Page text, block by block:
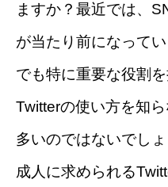
ますか？最近では、
が当たり前になって
でも特に重要な役割
Twitterの使い方を知
多いのではないでし
成人に求められる